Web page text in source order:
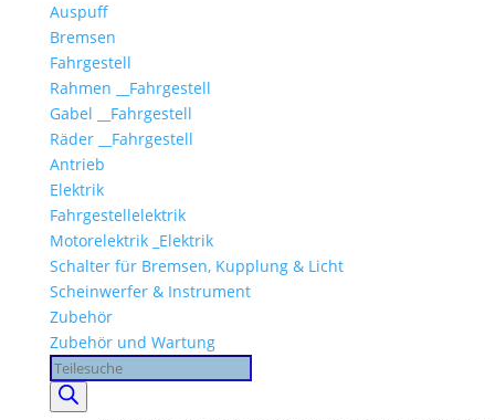
Auspuff
Bremsen
Fahrgestell
Rahmen __Fahrgestell
Gabel __Fahrgestell
Räder __Fahrgestell
Antrieb
Elektrik
Fahrgestellelektrik
Motorelektrik _Elektrik
Schalter für Bremsen, Kupplung & Licht
Scheinwerfer & Instrument
Zubehör
Zubehör und Wartung
Products
search